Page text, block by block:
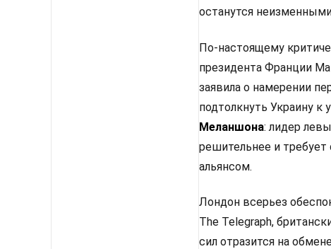
останутся
По-настоящему
президента Франции
заявила о намерении
подтолкнуть Украину
Меланшона: лидер
решительнее и требует
альянсом.
Лондон всерьез
The Telegraph,
сил отразится на